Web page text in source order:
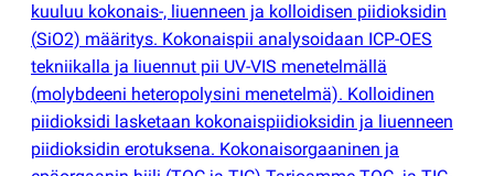
kuuluu kokonais-, liuenneen ja kolloidisen piidioksidin
(SiO2) määritys. Kokonaispii analysoidaan ICP-OES
tekniikalla ja liuennut pii UV-VIS menetelmällä
(molybdeeni heteropolysini menetelmä). Kolloidinen
piidioksidi lasketaan kokonaispiidioksidin ja liuenneen
piidioksidin erotuksena. Kokonaisorgaaninen ja